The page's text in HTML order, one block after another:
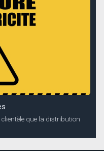
que la distribution